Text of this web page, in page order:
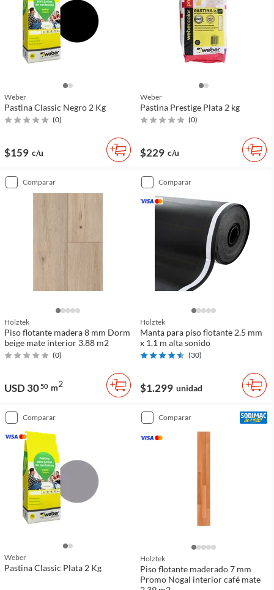
Weber
Pastina Classic Negro 2 Kg
(0)
$159 c/u
Weber
Pastina Prestige Plata 2 kg
(0)
$229 c/u
comparar
Holztek
Piso flotante madera 8 mm Dorm
beige mate interior 3.88 m2
(0)
USD 3050 m2
comparar
Holztek
Manta para piso flotante 2.5 mm
x 1.1 m alta sonido
(30)
$1.299 unidad
comparar
Weber
Pastina Classic Plata 2 Kg
comparar
Holztek
Piso flotante maderado 7 mm
Promo Nogal interior café mate